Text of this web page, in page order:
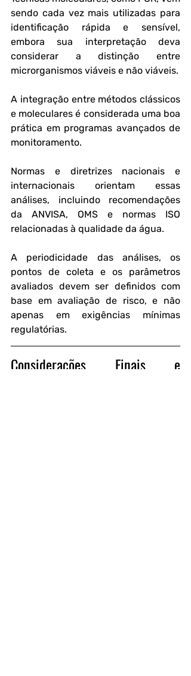
sendo cada vez mais utilizadas para
identificação rápida e sensível,
embora sua interpretação deva
considerar a distinção entre
A integração entre métodos clássicos
e moleculares é considerada uma boa
prática em programas avançados de
monitoramento.
Normas e diretrizes nacionais e
internacionais orientam essas
análises, incluindo recomendações
da ANVISA, OMS e normas ISO
relacionadas à qualidade da água.
A periodicidade das análises, os
pontos de coleta e os parâmetros
avaliados devem ser definidos com
base em avaliação de risco, e não
apenas em exigências mínimas
regulatórias.
Considerações Finais e